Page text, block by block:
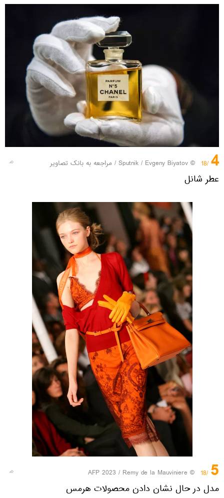
4
/18
© Sputnik / Evgeny Biyatov
/ مراجعه به بانک تصاویر
عطر شانل
5
/18
© AFP 2023 / Remy de la Mauviniere
مدل در حال نشان دادن محصولات هرمس